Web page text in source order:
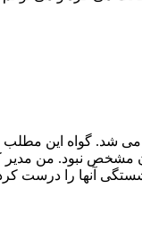
شد. گواه این مطلب
مشخص نبود. من
درمانی و بیمه